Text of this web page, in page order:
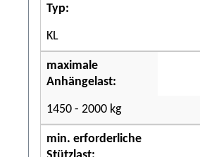
Typ:
KL
maximale
Anhängelast:
1450 - 2000 kg
min. erforderliche